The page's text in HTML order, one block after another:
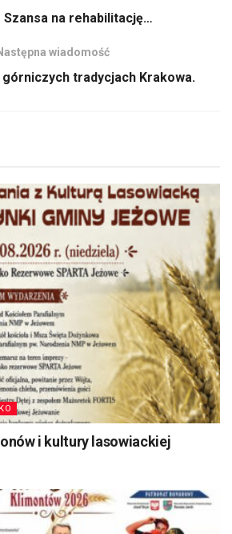
na rehabilitację…
wiadomość
tradycjach Krakowa.
i kultury lasowiackiej